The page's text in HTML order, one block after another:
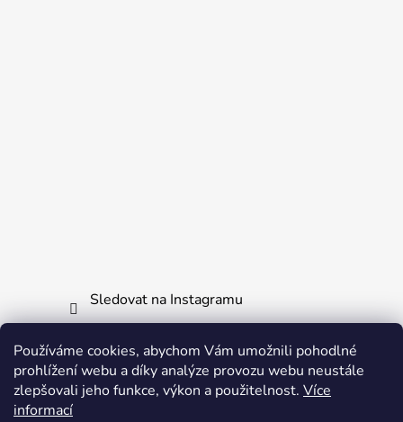
Používáme cookies, abychom Vám umožnili pohodlné
prohlížení webu a díky analýze provozu webu neustále
zlepšovali jeho funkce, výkon a použitelnost. Více
informací
Sledovat na Instagramu
Informace pro vás
Obchodní podmínky